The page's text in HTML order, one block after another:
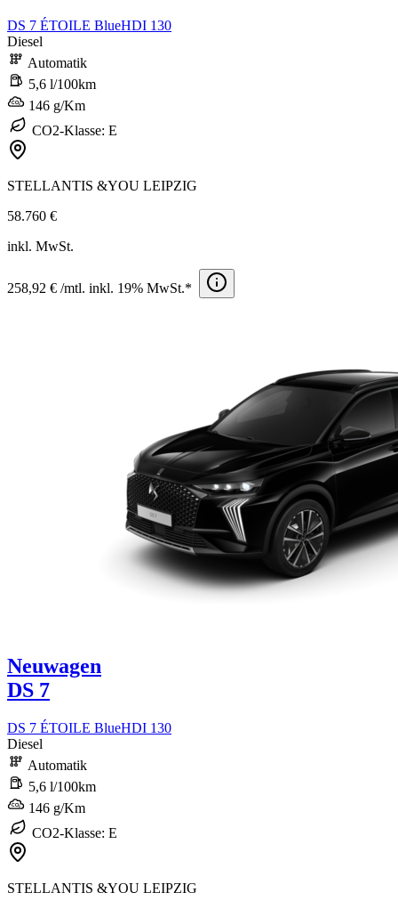
DS 7 ÉTOILE BlueHDI 130
Diesel
Automatik
5,6 l/100km
146 g/Km
CO2-Klasse: E
STELLANTIS &YOU LEIPZIG
58.760 €
inkl. MwSt.
258,92 € /mtl. inkl. 19% MwSt.*
Neuwagen
DS 7
DS 7 ÉTOILE BlueHDI 130
Diesel
Automatik
5,6 l/100km
146 g/Km
CO2-Klasse: E
STELLANTIS &YOU LEIPZIG